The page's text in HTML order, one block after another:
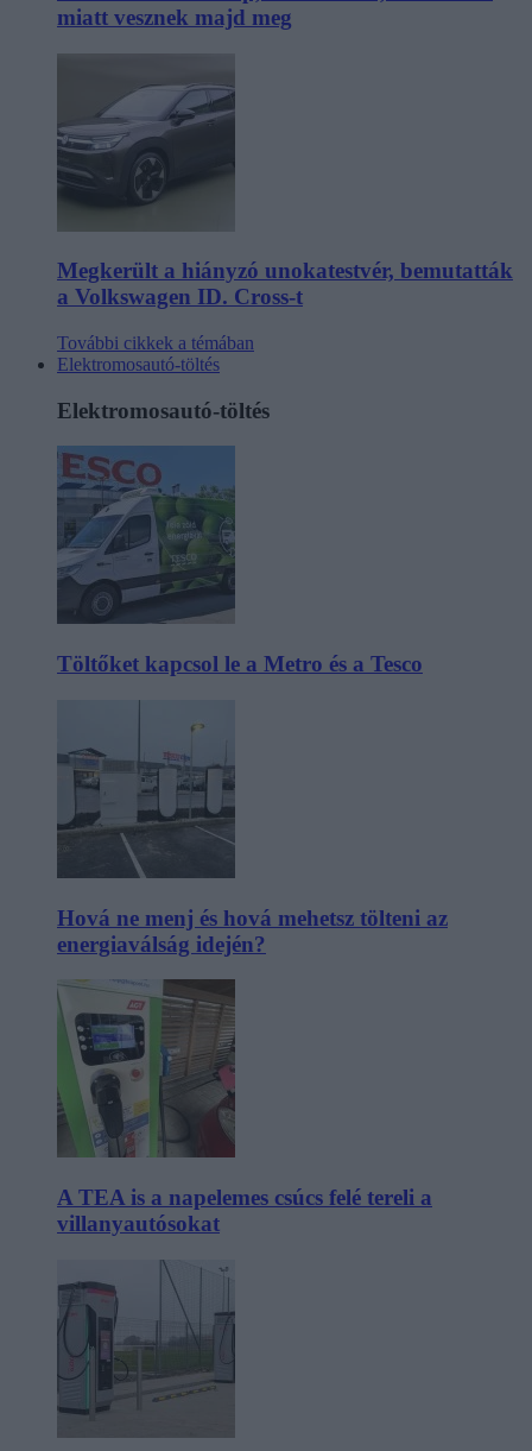
miatt vesznek majd meg
Megkerült a hiányzó unokatestvér, bemutatták
a Volkswagen ID. Cross-t
További cikkek a témában
Elektromosautó-töltés
Elektromosautó-töltés
Töltőket kapcsol le a Metro és a Tesco
Hová ne menj és hová mehetsz tölteni az
energiaválság idején?
A TEA is a napelemes csúcs felé tereli a
villanyautósokat